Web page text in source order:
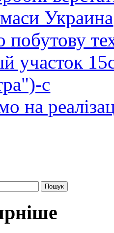
Украина
побутову
участок
с
на